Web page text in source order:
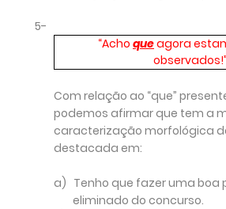
5-
“Acho queagora
observados!”
Com relação ao “que”
podemos afirmar que tem a
caracterização morfológica
destacada em:
a) Tenho que fazer uma boa
eliminado do concurso.